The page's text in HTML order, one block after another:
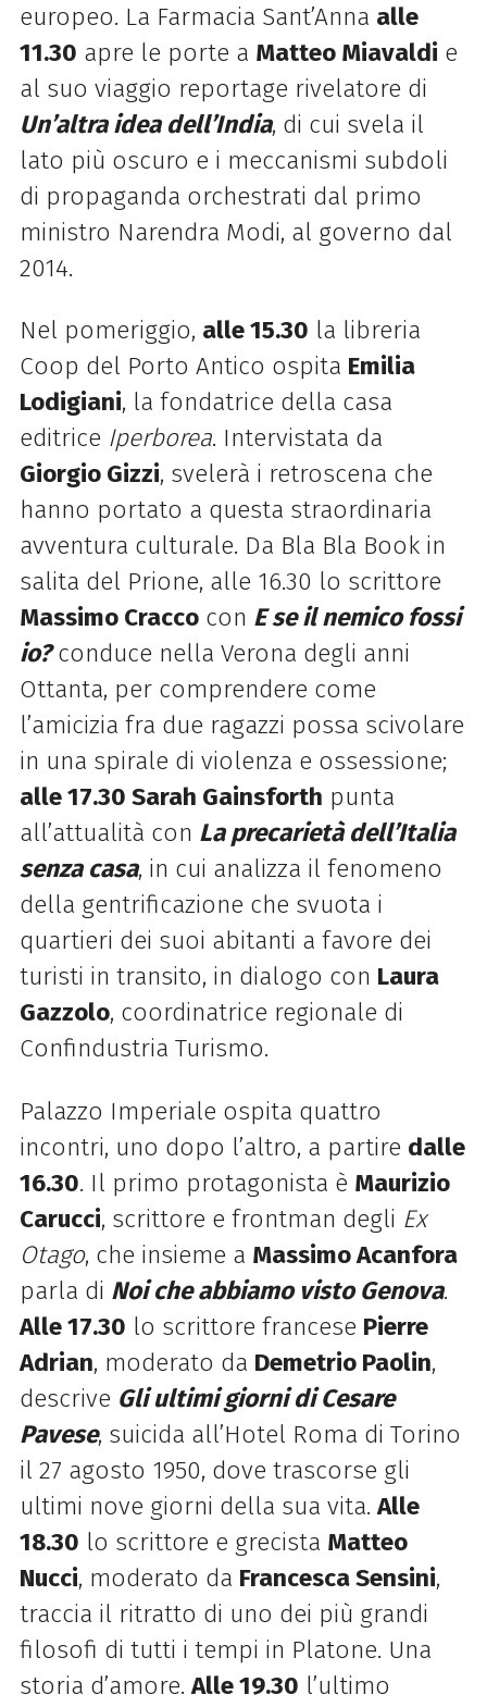
europeo. La Farmacia Sant’Anna alle
11.30 apre le porte a Matteo Miavaldi e
al suo viaggio reportage rivelatore di
Un’altra idea dell’India, di cui svela il
lato più oscuro e i meccanismi subdoli
di propaganda orchestrati dal primo
ministro Narendra Modi, al governo dal
2014.
Nel pomeriggio, alle 15.30 la libreria
Coop del Porto Antico ospita Emilia
Lodigiani, la fondatrice della casa
editrice Iperborea. Intervistata da
Giorgio Gizzi, svelerà i retroscena che
hanno portato a questa straordinaria
avventura culturale. Da Bla Bla Book in
salita del Prione, alle 16.30 lo scrittore
Massimo Craccocon E se il nemico fossi
io?conduce nella Verona degli anni
Ottanta, per comprendere come
l’amicizia fra due ragazzi possa scivolare
in una spirale di violenza e ossessione;
alle 17.30 Sarah Gainsforth punta
all’attualità con La precarietà dell’Italia
senza casa, in cui analizza il fenomeno
della gentrificazione che svuota i
quartieri dei suoi abitanti a favore dei
turisti in transito, in dialogo con Laura
Gazzolo, coordinatrice regionale di
Confindustria Turismo.
Palazzo Imperiale ospita quattro
incontri, uno dopo l’altro, a partire dalle
16.30. Il primo protagonista è Maurizio
Carucci, scrittore e frontman degli Ex
Otago, che insieme a Massimo Acanfora
parla di Noi che abbiamo visto Genova.
Alle 17.30 lo scrittore francese Pierre
Adrian, moderato da Demetrio Paolin,
descrive Gli ultimi giorni di Cesare
Pavese, suicida all’Hotel Roma di Torino
il 27 agosto 1950, dove trascorse gli
ultimi nove giorni della sua vita.Alle
18.30 lo scrittore e grecista Matteo
Nucci, moderato da Francesca Sensini,
traccia il ritratto di uno dei più grandi
filosofi di tutti i tempi in Platone. Una
storia d’amore.Alle 19.30 l’ultimo